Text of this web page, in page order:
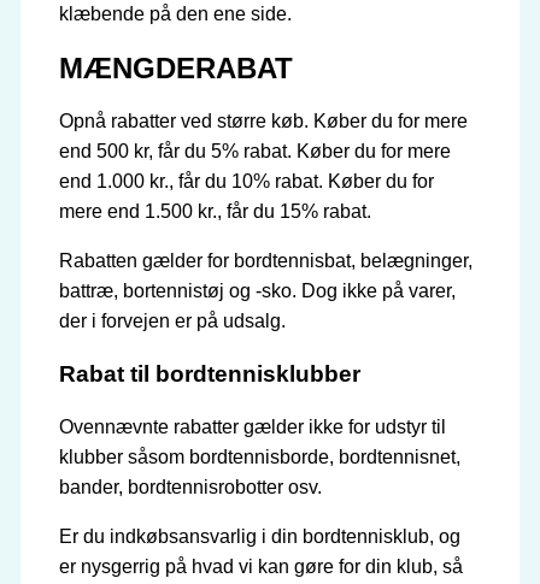
klæbende på den ene side.
MÆNGDERABAT
Opnå rabatter ved større køb. Køber du for mere
end 500 kr, får du 5% rabat. Køber du for mere
end 1.000 kr., får du 10% rabat. Køber du for
mere end 1.500 kr., får du 15% rabat.
Rabatten gælder for bordtennisbat, belægninger,
battræ, bortennistøj og -sko. Dog ikke på varer,
der i forvejen er på udsalg.
Rabat til bordtennisklubber
Ovennævnte rabatter gælder ikke for udstyr til
klubber såsom bordtennisborde, bordtennisnet,
bander, bordtennisrobotter osv.
Er du indkøbsansvarlig i din bordtennisklub, og
er nysgerrig på hvad vi kan gøre for din klub, så